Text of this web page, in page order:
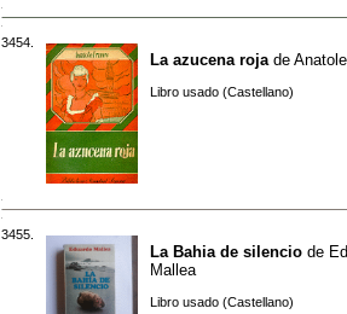
3454.
La azucena roja de
Libro usado (Castellano)
3455.
La Bahia de silencio de
Mallea
Libro usado (Castellano)